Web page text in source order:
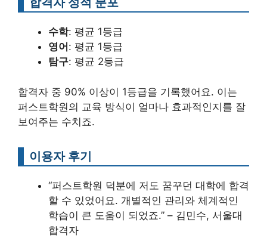
수학: 평균 1등급
영어 : 평균 1등급
탐구: 평균 2등급
합격자 중 90% 이상이 1등급을 기록했어요. 이는
퍼스트학원의 교육 방식이 얼마나 효과적인지를 잘
보여주는 수치죠.
이용자 후기
“퍼스트학원 덕분에 저도 꿈꾸던 대학에 합격
할 수 있었어요. 개별적인 관리와 체계적인
학습이 큰 도움이 되었죠.” – 김민수, 서울대
합격자